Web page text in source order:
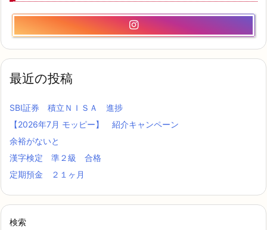
最近の投稿
SBI証券 積立ＮＩＳＡ 進捗
【2026年7月 モッピー】 紹介キャンペーン
余裕がないと
漢字検定 準２級 合格
定期預金 ２１ヶ月
検索